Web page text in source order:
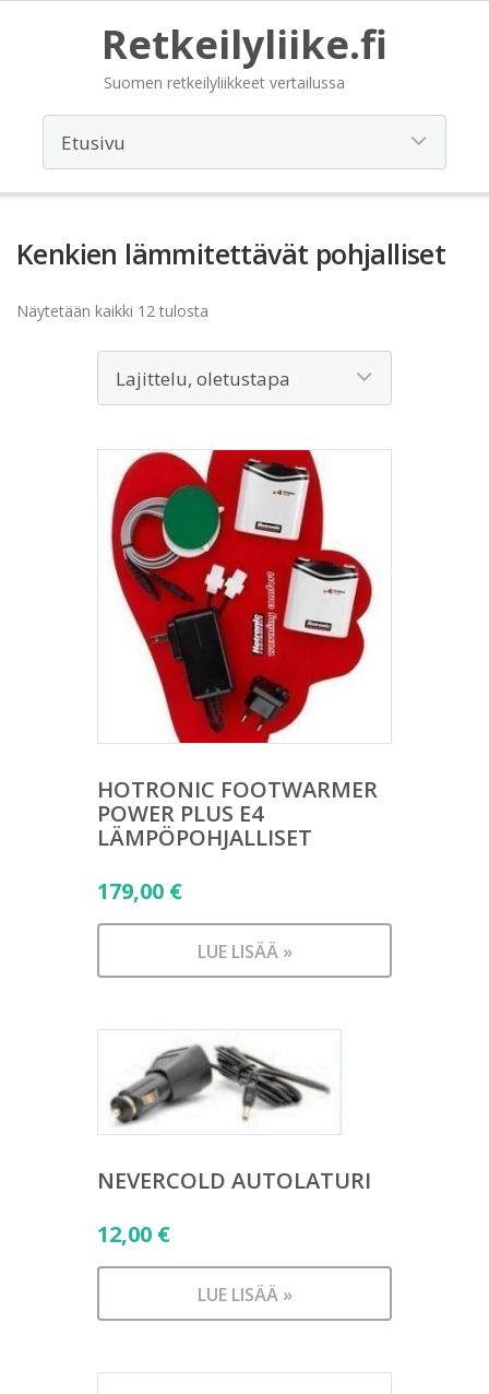
Retkeilyliike.fi
Suomen retkeilyliikkeet vertailussa
Kenkien lämmitettävät pohjalliset
Näytetään kaikki 12 tulosta
HOTRONIC FOOTWARMER
POWER PLUS E4
LÄMPÖPOHJALLISET
179,00 €
LUE LISÄÄ »
NEVERCOLD AUTOLATURI
12,00 €
LUE LISÄÄ »